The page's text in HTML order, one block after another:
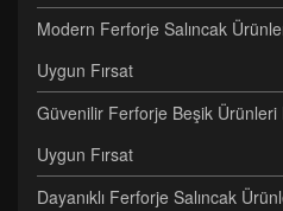
Modern Ferforje Salıncak
Uygun Fırsat
Güvenilir Ferforje Beşik Ürünleri
Uygun Fırsat
Dayanıklı Ferforje Salıncak